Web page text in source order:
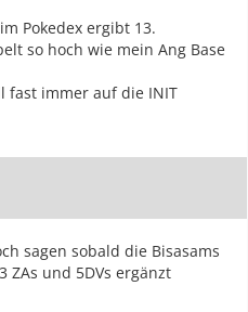
Pokedex ergibt 13.
so hoch wie mein Ang Base
fast immer auf die INIT
sagen sobald die Bisasams
ZAs und 5DVs ergänzt